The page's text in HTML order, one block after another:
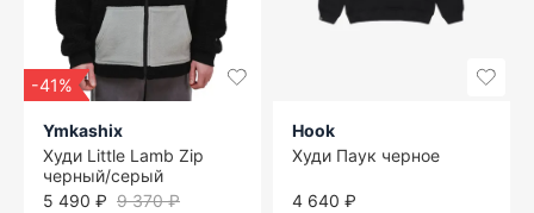
-41%
Ymkashix
Худи Little Lamb Zip
черный/серый
9 370 ₽
5 490 ₽
Hook
Худи Паук черное
4 640 ₽